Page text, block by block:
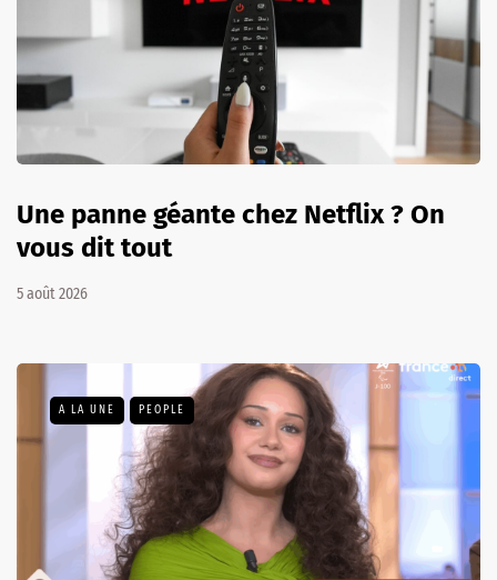
Une panne géante chez Netflix ? On
vous dit tout
5 août 2026
A LA UNE PEOPLE